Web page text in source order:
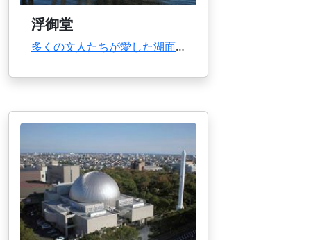
浮御堂
多くの文人たちが愛した湖面に立つ美しい禅寺近江八景の一つ「堅田の落雁」で知られる景勝地。琵...